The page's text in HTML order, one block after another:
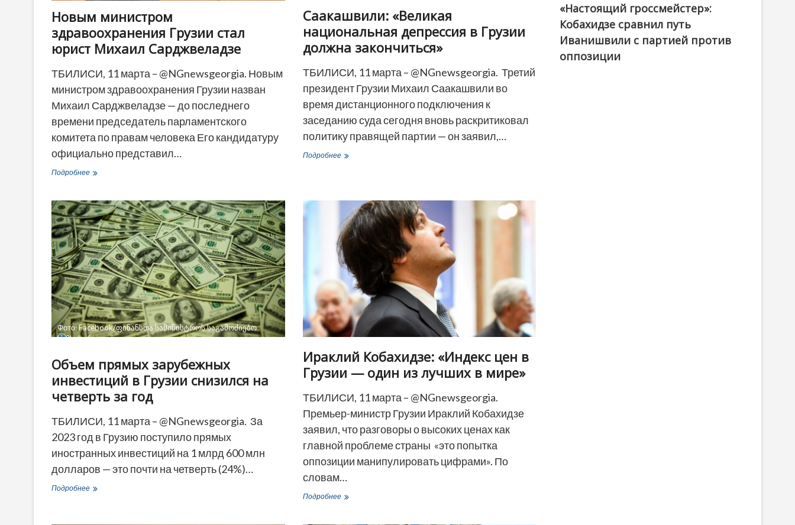
Новым министром
здравоохранения Грузии стал
юрист Михаил Сарджвеладзе
ТБИЛИСИ, 11 марта – @NGnewsgeorgia. Новым
министром здравоохранения Грузии назван
Михаил Сарджвеладзе — до последнего
времени председатель парламентского
комитета по правам человека Его кандидатуру
официально представил…
ПодробнееНовым
Грузии
стал
юрист
Михаил
Сарджвеладзе
Саакашвили: «Великая
национальная депрессия в Грузии
должна закончиться»
ТБИЛИСИ, 11 марта – @NGnewsgeorgia. Третий
президент Грузии Михаил Саакашвили во
время дистанционного подключения к
заседанию суда сегодня вновь раскритиковал
политику правящей партии — он заявил,…
ПодробнееСаакашвили:
Грузии
должна
закончиться»
Фото: Facebook/ფინანსთა სამინისტროს საგამოძიებო
სამსახური
Объем прямых зарубежных
инвестиций в Грузии снизился на
четверть за год
ТБИЛИСИ, 11 марта – @NGnewsgeorgia. За
2023 год в Грузию поступило прямых
иностранных инвестиций на 1 млрд 600 млн
долларов — это почти на четверть (24%)…
ПодробнееОбъем
Ираклий Кобахидзе: «Индекс цен в
Грузии — один из лучших в мире»
ТБИЛИСИ, 11 марта – @NGnewsgeorgia.
Премьер-министр Грузии Ираклий Кобахидзе
заявил, что разговоры о высоких ценах как
главной проблеме страны «это попытка
оппозиции манипулировать цифрами». По
словам…
ПодробнееИраклий
@ქართული ოცნება / Georgian Dream
«Настоящий гроссмейстер»:
Кобахидзе сравнил путь
Иванишвили с партией против
оппозиции